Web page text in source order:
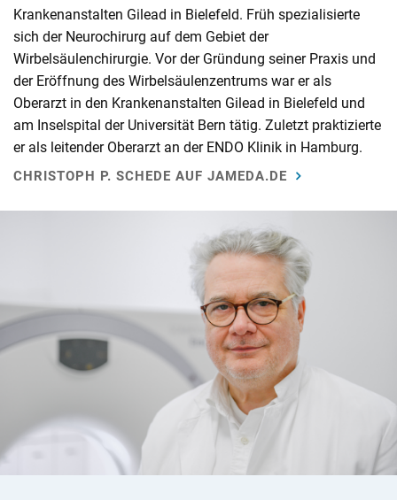
Krankenanstalten Gilead in Bielefeld. Früh spezialisierte
sich der Neurochirurg auf dem Gebiet der
Wirbelsäulenchirurgie. Vor der Gründung seiner Praxis und
der Eröffnung des Wirbelsäulenzentrums war er als
Oberarzt in den Krankenanstalten Gilead in Bielefeld und
am Inselspital der Universität Bern tätig. Zuletzt praktizierte
er als leitender Oberarzt an der ENDO Klinik in Hamburg.
CHRISTOPH P. SCHEDE AUF JAMEDA.DE